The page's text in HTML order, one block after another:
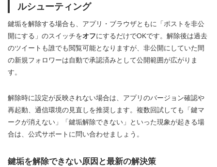
ルシューティング
鍵垢を解除する場合も、アプリ・ブラウザともに「ポストを非公
開にする」のスイッチをオフにするだけでOKです。解除後は過去
のツイートも誰でも閲覧可能となりますが、非公開にしていた間
の新規フォロワーは自動で承認済みとして公開範囲が広がりま
す。
解除時に設定が反映されない場合は、アプリのバージョン確認や
再起動、通信環境の見直しを推奨します。複数回試しても「鍵マ
ークが消えない」「鍵垢解除できない」といった現象が起きる場
合は、公式サポートに問い合わせましょう。
鍵垢を解除できない原因と最新の解決策